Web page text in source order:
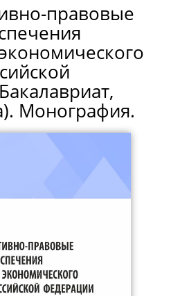
правовые
Монография.